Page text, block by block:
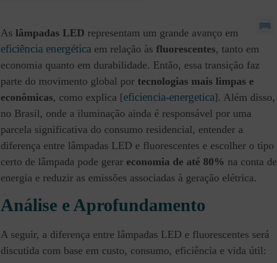
As lâmpadas LED representam um grande avanço em
eficiência energética em relação às fluorescentes, tanto em
economia quanto em durabilidade. Então, essa transição faz
parte do movimento global por tecnologias mais limpas e
econômicas, como explica [eficiencia-energetica]. Além disso,
no Brasil, onde a iluminação ainda é responsável por uma
parcela significativa do consumo residencial, entender a
diferença entre lâmpadas LED e fluorescentes e escolher o tipo
certo de lâmpada pode gerar economia de até 80% na conta de
energia e reduzir as emissões associadas à geração elétrica.
Análise e Aprofundamento
A seguir, a diferença entre lâmpadas LED e fluorescentes será
discutida com base em custo, consumo, eficiência e vida útil: